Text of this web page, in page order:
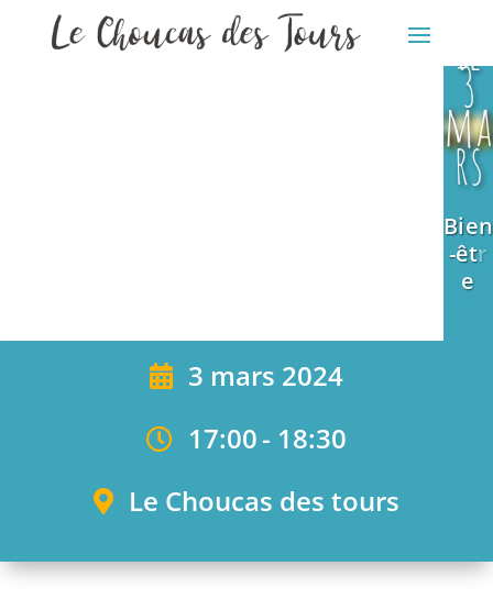
ie
3
ma
rs
Bien
-êtr
e
3 mars 2024
17:00- 18:30
Le Choucas des tours